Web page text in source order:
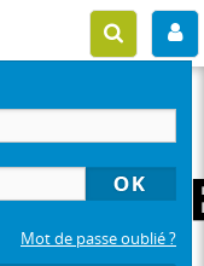
Mot de passe oublié ?